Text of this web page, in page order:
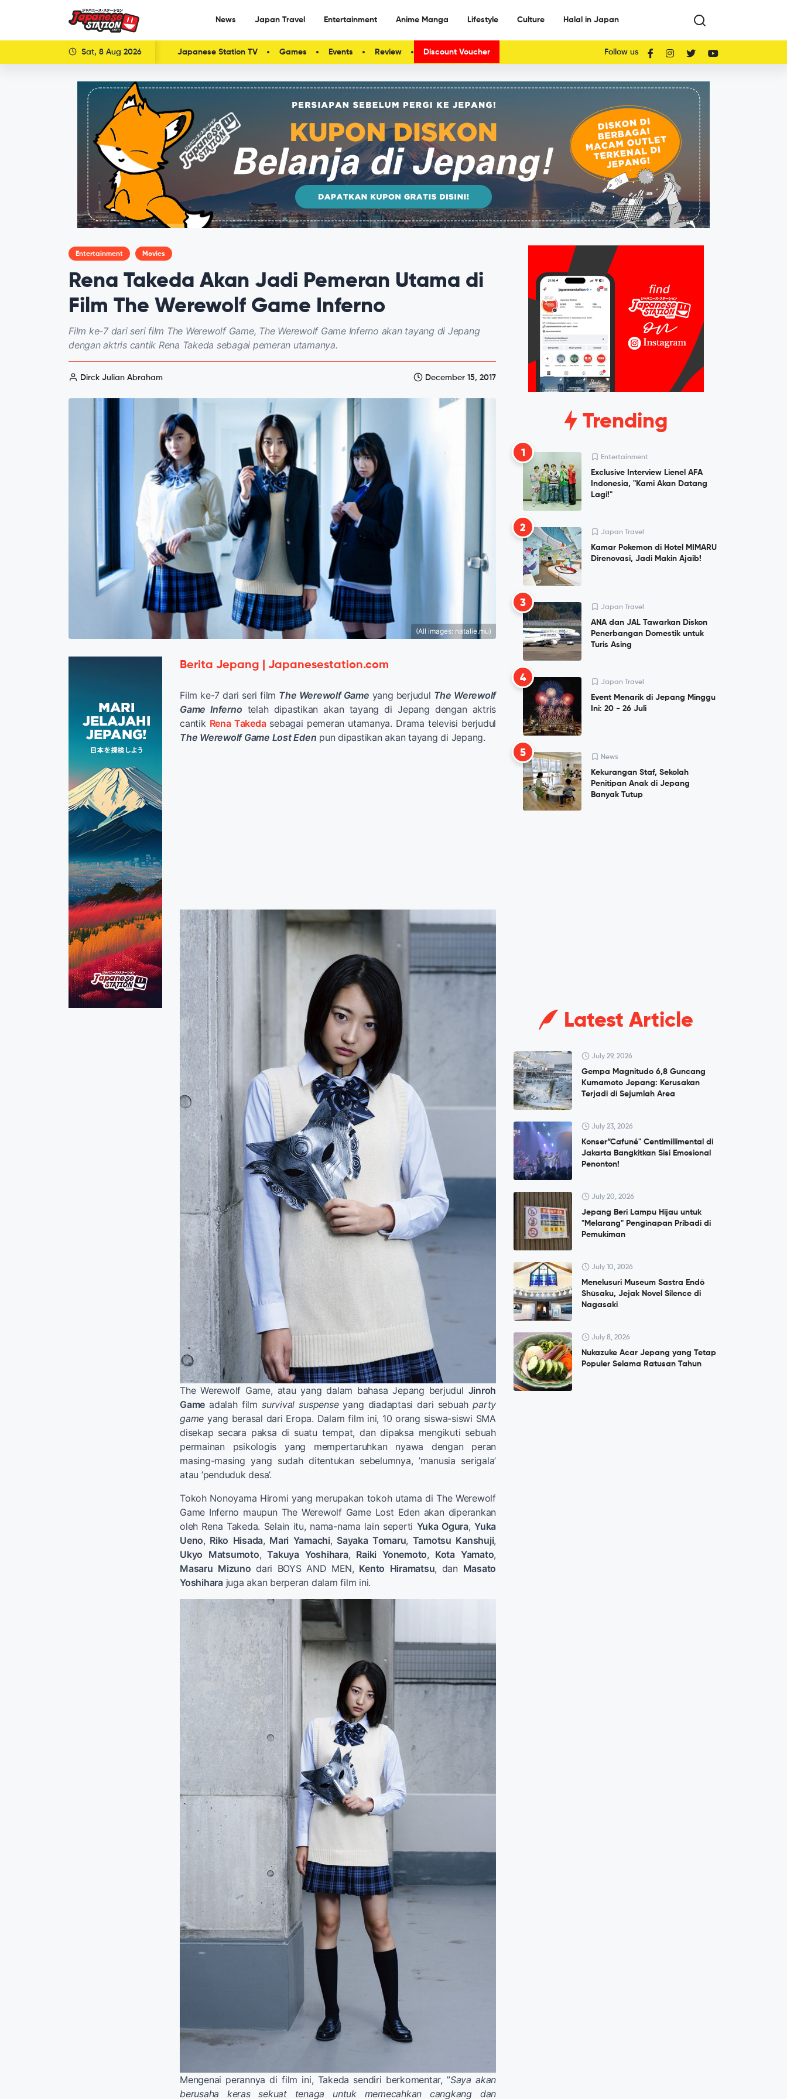
News Japan Travel Entertainment Anime Manga Lifestyle Culture Halal in Japan
Sat, 8 Aug 2026 Japanese Station TV Games Events Review Discount Voucher Follow us
Entertainment Movies
Rena Takeda Akan Jadi Pemeran Utama di
Film The Werewolf Game Inferno
Film ke-7 dari seri film The Werewolf Game, The Werewolf Game Inferno akan tayang di Jepang
dengan aktris cantik Rena Takeda sebagai pemeran utamanya.
Dirck Julian Abraham December 15, 2017
(All images: natalie.mu)
Berita Jepang | Japanesestation.com
Film ke-7 dari seri film The Werewolf Game yang berjudul The Werewolf
Game Inferno telah dipastikan akan tayang di Jepang dengan aktris
cantik Rena Takedasebagai pemeran utamanya. Drama televisi berjudul
The Werewolf Game Lost Eden pun dipastikan akan tayang di Jepang.
The Werewolf Game, atau yang dalam bahasa Jepang berjudul Jinroh
Game adalah filmsurvival suspenseyang diadaptasi dari sebuahparty
game yang berasal dari Eropa. Dalam film ini, 10 orang siswa-siswi SMA
disekap secara paksa di suatu tempat, dan dipaksa mengikuti sebuah
permainan psikologis yang mempertaruhkan nyawa dengan peran
masing-masing yang sudah ditentukan sebelumnya, ’manusia serigala’
atau ’penduduk desa’.
Tokoh Nonoyama Hiromi yang merupakan tokoh utama di The Werewolf
Game Inferno maupun The Werewolf Game Lost Eden akan diperankan
oleh Rena Takeda. Selain itu, nama-nama lain seperti Yuka Ogura,Yuka
Ueno, Riko Hisada, Mari Yamachi, Sayaka Tomaru, Tamotsu Kanshuji,
Ukyo Matsumoto,Takuya Yoshihara, Raiki Yonemoto, Kota Yamato,
Masaru Mizuno dari BOYS AND MEN, Kento Hiramatsu, dan Masato
Yoshiharajuga akan berperan dalam film ini.
Mengenai perannya di film ini, Takeda sendiri berkomentar, ”Saya akan
berusaha keras sekuat tenaga untuk memecahkan cangkang dan
Trending
1 Entertainment
Exclusive Interview Lienel AFA
Indonesia, "Kami Akan Datang
Lagi!"
2 Japan Travel
Kamar Pokemon di Hotel MIMARU
Direnovasi, Jadi Makin Ajaib!
3 Japan Travel
ANA dan JAL Tawarkan Diskon
Penerbangan Domestik untuk
Turis Asing
4 Japan Travel
Event Menarik di Jepang Minggu
Ini: 20 - 26 Juli
5 News
Kekurangan Staf, Sekolah
Penitipan Anak di Jepang
Banyak Tutup
Latest Article
July 29, 2026
Gempa Magnitudo 6,8 Guncang
Kumamoto Jepang: Kerusakan
Terjadi di Sejumlah Area
July 23, 2026
Konser”Cafuné" Centimillimental di
Jakarta Bangkitkan Sisi Emosional
Penonton!
July 20, 2026
Jepang Beri Lampu Hijau untuk
"Melarang" Penginapan Pribadi di
Pemukiman
July 10, 2026
Menelusuri Museum Sastra Endō
Shūsaku, Jejak Novel Silence di
Nagasaki
July 8, 2026
Nukazuke Acar Jepang yang Tetap
Populer Selama Ratusan Tahun